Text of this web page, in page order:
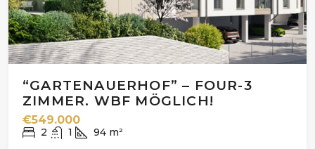
“GARTENAUERHOF” – FOUR-3
ZIMMER. WBF MÖGLICH!
€549.000
2 1 94 m²